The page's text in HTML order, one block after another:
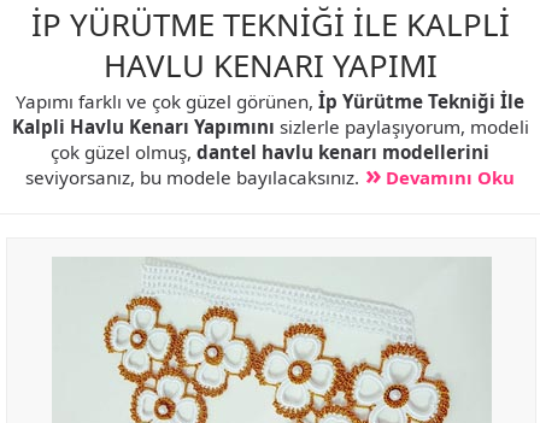
İP YÜRÜTME TEKNİĞİ İLE KALPLİ
HAVLU KENARI YAPIMI
Yapımı farklı ve çok güzel görünen, İp Yürütme Tekniği İle
Kalpli Havlu Kenarı Yapımını sizlerle paylaşıyorum, modeli
çok güzel olmuş, dantel havlu kenarı modellerini
seviyorsanız, bu modele bayılacaksınız.
Devamını Oku